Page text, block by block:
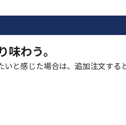
わう。
と感じた場合は、追加注文する